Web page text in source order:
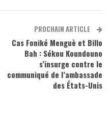
PROCHAIN ARTICLE
Cas Foniké Menguè et Billo
Bah : Sékou Koundouno
s’insurge contre le
communiqué de l’ambassade
des États-Unis